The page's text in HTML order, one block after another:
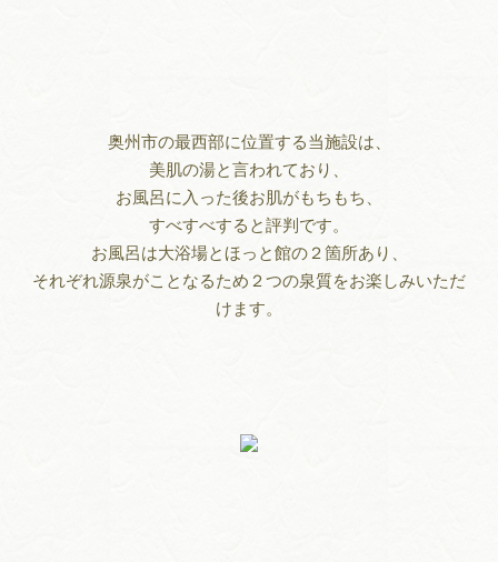
奥州市の最西部に位置する当施設は、
美肌の湯と言われており、
お風呂に入った後お肌がもちもち、
すべすべすると評判です。
お風呂は大浴場とほっと館の２箇所あり、
それぞれ源泉がことなるため２つの泉質をお楽しみいただ
けます。